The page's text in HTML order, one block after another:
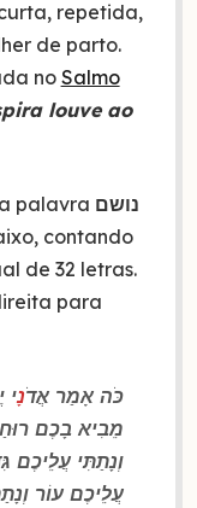
repetida,
de parto.
no Salmo
louve ao
palavra נושם
contando
de 32 letras.
para
כֹּה אָמַר אֲדֹנָי
מֵבִיא בָכֶם רוּחַ
וְנָתַתִּי עֲלֵיכֶם
עֲלֵיכֶם עוֹר